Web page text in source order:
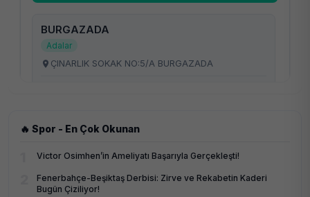
🔥 Spor - En Çok Okunan
Victor Osimhen’in Ameliyatı Başarıyla Gerçekleşti!
Fenerbahçe-Beşiktaş Derbisi: Zirve ve Rekabetin Kaderi
Bugün Çiziliyor!